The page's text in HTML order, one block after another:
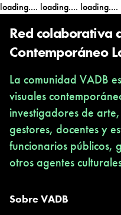
loading.... loading.... loading....
Red colaborativa
Contemporáneo
La comunidad VADB
visuales
investigadores de
gestores, docentes y
funcionarios públicos,
otros agentes
Sobre VADB